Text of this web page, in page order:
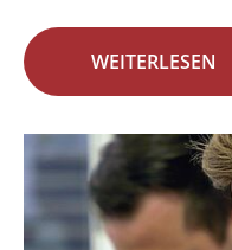
WEITERLESEN